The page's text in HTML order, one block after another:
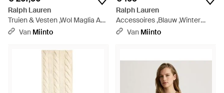
Ralph Lauren
Truien & Vesten ,Wol Maglia A
Trecce - Grijs
Van Miinto
Ralph Lauren
Accessoires ,Blauw ,Winter
Sjaal - Blauw
Van Miinto